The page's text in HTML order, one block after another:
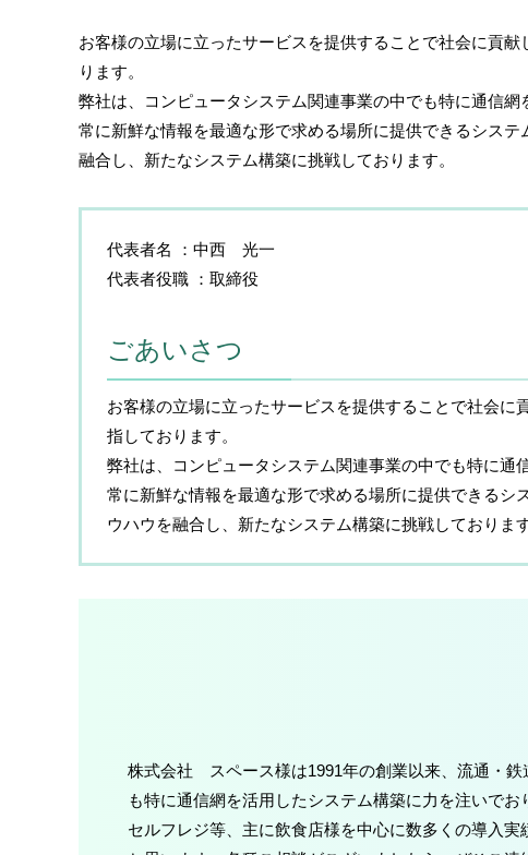
お客様の立場に立ったサービスを提供することで社会に貢
ります。
弊社は、コンピュータシステム関連事業の中でも特に通信網
常に新鮮な情報を最適な形で求める場所に提供できるシス
融合し、新たなシステム構築に挑戦しております。
代表者名
中西 光一
代表者役職
取締役
ごあいさつ
お客様の立場に立ったサービスを提供することで社会に
指しております。
弊社は、コンピュータシステム関連事業の中でも特に通
常に新鮮な情報を最適な形で求める場所に提供できるシ
ウハウを融合し、新たなシステム構築に挑戦しております
株式会社 スペース様は1991年の創業以来、流通・鉄
も特に通信網を活用したシステム構築に力を注いで
セルフレジ等、主に飲食店様を中心に数多くの導入